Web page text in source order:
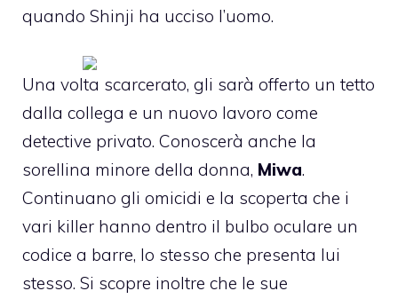
quando Shinji ha ucciso l’uomo.
Una volta scarcerato, gli sarà offerto un tetto
dalla collega e un nuovo lavoro come
detective privato. Conoscerà anche la
sorellina minore della donna, Miwa.
Continuano gli omicidi e la scoperta che i
vari killer hanno dentro il bulbo oculare un
codice a barre, lo stesso che presenta lui
stesso. Si scopre inoltre che le sue